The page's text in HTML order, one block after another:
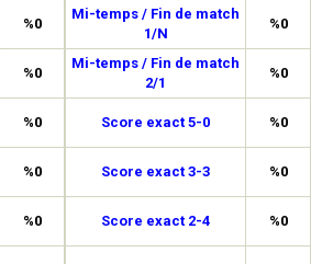
%0
%0
%0
%0
%0
Mi-temps / Fin de match
1/N
%0
Mi-temps / Fin de match
2/1
%0
Score exact 5-0 %0
Score exact 3-3 %0
Score exact 2-4 %0